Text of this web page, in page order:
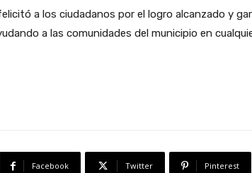
a los ciudadanos por el logro alcanzado y
a las comunidades del municipio en
Facebook Twitter Pinterest